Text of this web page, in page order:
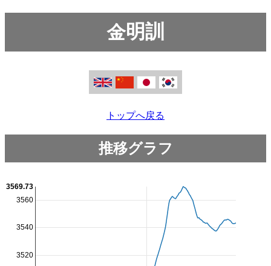
金明訓
トップへ戻る
推移グラフ
3520
3540
3560
3569.73